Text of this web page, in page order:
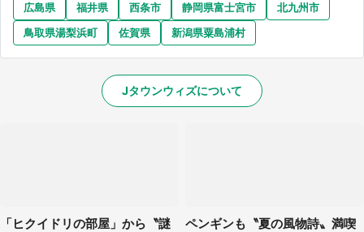
広島県 福井県 西条市 静岡県富士宮市
北九州市
鳥取県湯梨浜町
佐賀県 新潟県粟島浦村
Jタウンウィズについて
「ヒクイドリの部屋」から〝謎
ペンギンも〝夏の風物詩〟満喫